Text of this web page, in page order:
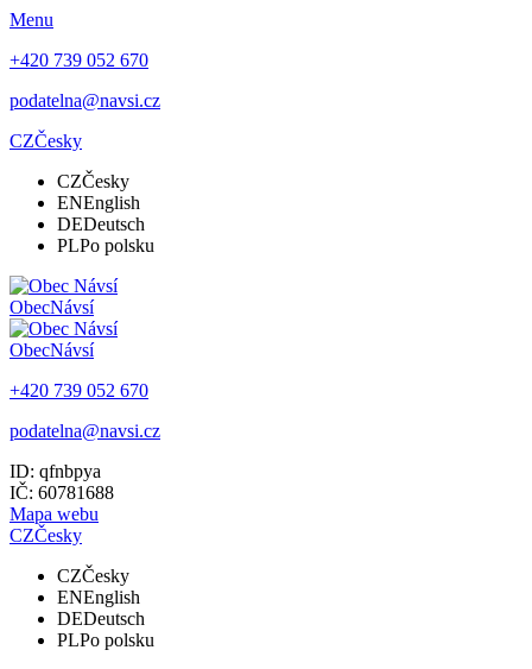
Menu
+420 739 052 670
podatelna@navsi.cz
CZČesky
CZČesky
ENEnglish
DEDeutsch
PLPo polsku
ObecNávsí
ObecNávsí
+420 739 052 670
podatelna@navsi.cz
ID: qfnbpya
IČ: 60781688
Mapa webu
CZČesky
CZČesky
ENEnglish
DEDeutsch
PLPo polsku